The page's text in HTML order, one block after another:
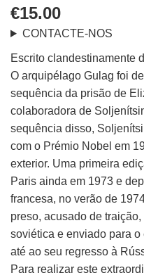
€15.00
CONTACTE-NOS
Escrito clandestinamente
O arquipélago Gulag foi
sequência da prisão de
colaboradora de
sequência disso,
com o Prémio Nobel em
exterior. Uma primeira
Paris ainda em 1973 e
francesa, no verão de
preso, acusado de
soviética e enviado para
até ao seu regresso à
Para realizar este